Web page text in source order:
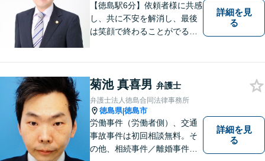
【徳島駅6分】依頼者様に共感
し、共に不安を解消し、最後
は笑顔で終わることがでるよ
相談にのっています。 まずは
ご相談ください。
詳細を見
る
菊池 真喜男 弁護士
弁護士法人徳島合同法律事務所
徳島県|徳島市
労働事件（労働者側）、交通
事故事件は初回相談無料。そ
の他、相続事件／離婚事件／
詳細を見
る